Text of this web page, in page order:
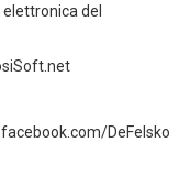
elettronica del
DeFelsko